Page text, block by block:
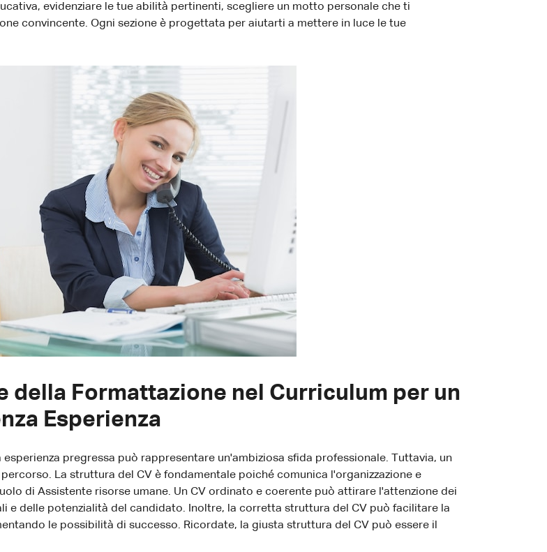
evidenziare le tue abilità pertinenti, scegliere un motto personale che ti
convincente. Ogni sezione è progettata per aiutarti a mettere in luce le tue
della Formattazione nel Curriculum per un
Esperienza
pregressa può rappresentare un'ambiziosa sfida professionale. Tuttavia, un
La struttura del CV è fondamentale poiché comunica l'organizzazione e
di Assistente risorse umane. Un CV ordinato e coerente può attirare l'attenzione dei
e delle potenzialità del candidato. Inoltre, la corretta struttura del CV può facilitare la
le possibilità di successo. Ricordate, la giusta struttura del CV può essere il